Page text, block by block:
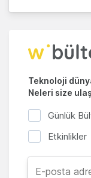
Teknoloji
Neleri size
Günlük
Etkinlikler